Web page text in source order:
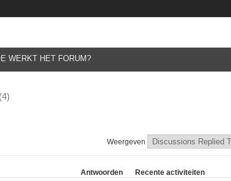
WERKT HET FORUM?
(4)
Weergeven
Antwoorden Recente activiteiten